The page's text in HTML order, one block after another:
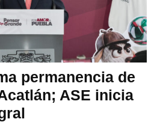
permanencia de
ASE inicia